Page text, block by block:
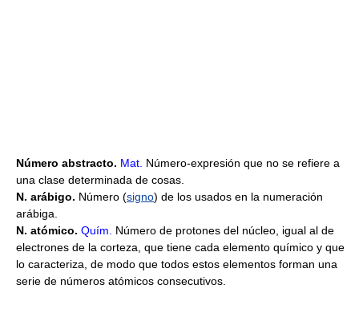
Número abstracto. Mat. Número-expresión que no se refiere a
una clase determinada de cosas.
N. arábigo. Número (signo) de los usados en la numeración
arábiga.
N. atómico. Quím.
Número de protones del núcleo, igual al de
electrones de la corteza, que tiene cada elemento químico y que
lo caracteriza, de modo que todos estos elementos forman una
serie de números atómicos consecutivos.